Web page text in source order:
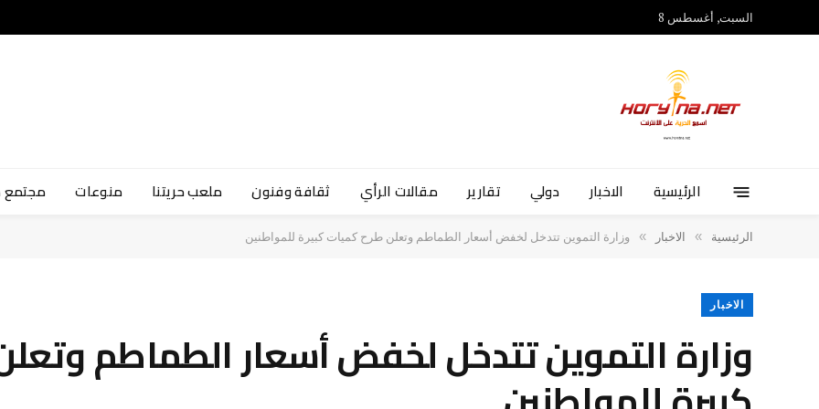
السبت, أغسطس 8
الرئيسية الاخبار دولي تقارير مقالات الرأي ثقافة وفنون ملعب حريتنا منوعات
الرئيسية » الاخبار » وزارة التموين تتدخل لخفض أسعار الطماطم وتعلن طرح كميات كبيرة للمواطنين
الاخبار
وزارة التموين تتدخل لخفض أسعار الطماطم